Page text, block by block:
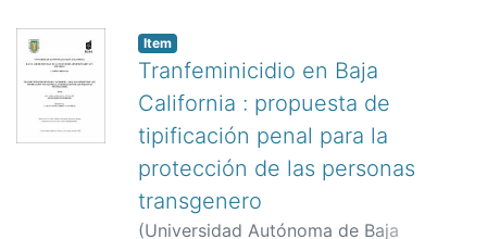
Item
Tranfeminicidio en Baja
California : propuesta de
tipificación penal para la
protección de las personas
transgenero
(Universidad Autónoma de Baja